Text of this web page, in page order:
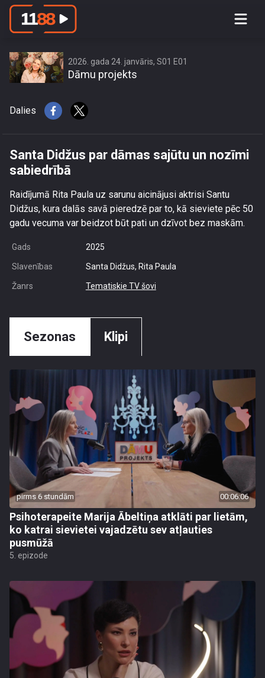
Santa Didžus par dāmas sajūtu un
2026. gada 24. janvāris, S01 E01
Dāmu projekts
Dalies
Santa Didžus par dāmas sajūtu un nozīmi
sabiedrībā
Raidījumā Rita Paula uz sarunu aicinājusi aktrisi Santu
Didžus, kura dalās savā pieredzē par to, kā sieviete pēc 50
gadu vecuma var beidzot būt pati un dzīvot bez maskām.
Gads 2025
Slavenības Santa Didžus, Rita Paula
Žanrs Tematiskie TV šovi
Sezonas Klipi
pirms 6 stundām 00:06:06
Psihoterapeite Marija Ābeltiņa atklāti par lietām,
ko katrai sievietei vajadzētu sev atļauties
pusmūžā
5. epizode